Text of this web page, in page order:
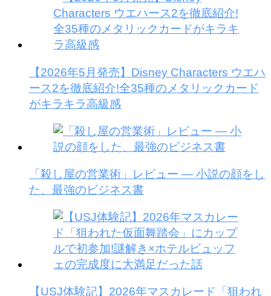
【2026年5月発売】Disney Characters ウエハ
ース2を徹底紹介!全35種のメタリックカード
がキラキラ高級感
「殺し屋の営業術」レビュー — 小説の顔をし
た、最強のビジネス書
【USJ体験記】2026年マスカレード「狙われ